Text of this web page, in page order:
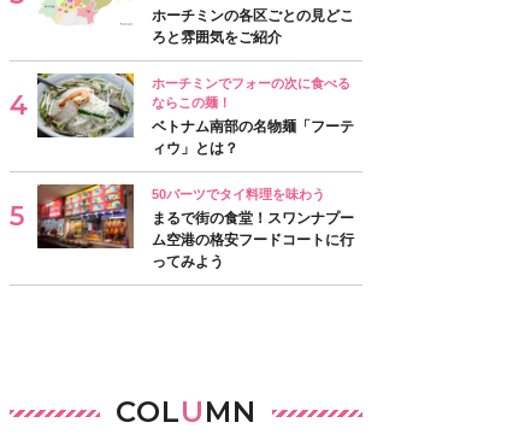
ホーチミンの各区ごとの見どこ
ろと雰囲気をご紹介
ホーチミンでフォーの次に食べる
ならこの麺！
ベトナム南部の名物麺「フーテ
ィウ」とは？
50バーツでタイ料理を味わう
まるで街の食堂！スワンナプー
ム空港の格安フードコートに行
ってみよう
COLUMN